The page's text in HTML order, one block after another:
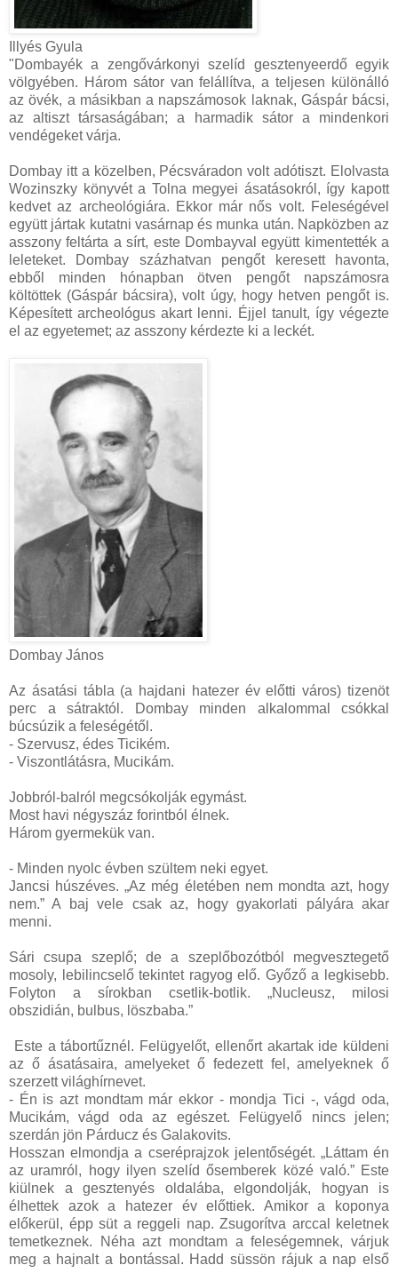
Illyés Gyula
"Dombayék a zengővárkonyi szelíd gesztenyeerdő egyik
völgyében. Három sátor van felállítva, a teljesen különálló
az övék, a másikban a napszámosok laknak, Gáspár bácsi,
az altiszt társaságában; a harmadik sátor a mindenkori
vendégeket várja.
Dombay itt a közelben, Pécsváradon volt adótiszt. Elolvasta
Wozinszky könyvét a Tolna megyei ásatásokról, így kapott
kedvet az archeológiára. Ekkor már nős volt. Feleségével
együtt jártak kutatni vasárnap és munka után. Napközben az
asszony feltárta a sírt, este Dombayval együtt kimentették a
leleteket. Dombay százhatvan pengőt keresett havonta,
ebből minden hónapban ötven pengőt napszámosra
költöttek (Gáspár bácsira), volt úgy, hogy hetven pengőt is.
Képesített archeológus akart lenni. Éjjel tanult, így végezte
el az egyetemet; az asszony kérdezte ki a leckét.
Dombay János
Az ásatási tábla (a hajdani hatezer év előtti város) tizenöt
perc a sátraktól. Dombay minden alkalommal csókkal
búcsúzik a feleségétől.
- Szervusz, édes Ticikém.
- Viszontlátásra, Mucikám.
Jobbról-balról megcsókolják egymást.
Most havi négyszáz forintból élnek.
Három gyermekük van.
- Minden nyolc évben szültem neki egyet.
Jancsi húszéves. „Az még életében nem mondta azt, hogy
nem.” A baj vele csak az, hogy gyakorlati pályára akar
menni.
Sári csupa szeplő; de a szeplőbozótból megvesztegető
mosoly, lebilincselő tekintet ragyog elő. Győző a legkisebb.
Folyton a sírokban csetlik-botlik. „Nucleusz, milosi
obszidián, bulbus, löszbaba.”
Este a tábortűznél. Felügyelőt, ellenőrt akartak ide küldeni
az ő ásatásaira, amelyeket ő fedezett fel, amelyeknek ő
szerzett világhírnevet.
- Én is azt mondtam már ekkor - mondja Tici -, vágd oda,
Mucikám, vágd oda az egészet. Felügyelő nincs jelen;
szerdán jön Párducz és Galakovits.
Hosszan elmondja a cseréprajzok jelentőségét. „Láttam én
az uramról, hogy ilyen szelíd ősemberek közé való.” Este
kiülnek a gesztenyés oldalába, elgondolják, hogyan is
élhettek azok a hatezer év előttiek. Amikor a koponya
előkerül, épp süt a reggeli nap. Zsugorítva arccal keletnek
temetkeznek. Néha azt mondtam a feleségemnek, várjuk
meg a hajnalt a bontással. Hadd süssön rájuk a nap első